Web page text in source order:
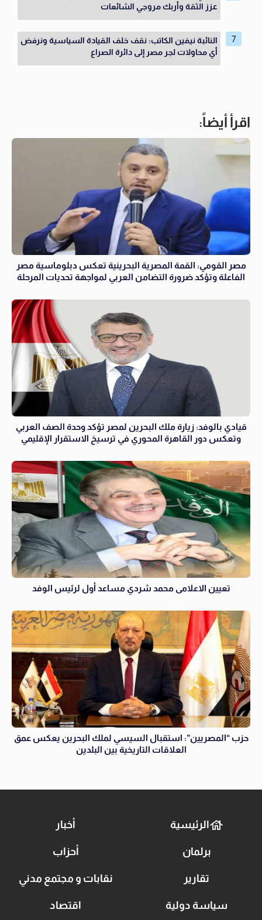
عزز الثقة وأربك مروجي الشائعات
النائبة نيفين الكاتب: نقف خلف القيادة السياسية ونرفض
أي محاولات لجر مصر إلى دائرة الصراع
اقرأ أيضاً:
مصر القومي: القمة المصرية البحرينية تعكس دبلوماسية مصر
الفاعلة وتؤكد ضرورة التضامن العربي لمواجهة تحديات المرحلة
قيادي بالوفد: زيارة ملك البحرين لمصر تؤكد وحدة الصف العربي
وتعكس دور القاهرة المحوري في ترسيخ الاستقرار الإقليمي
تعيين الاعلامى محمد شردي مساعد أول لرئيس الوفد
حزب “المصريين”: استقبال السيسي لملك البحرين يعكس عمق
العلاقات التاريخية بين البلدين
الرئيسية أخبار
برلمان أحزاب
تقارير نقابات و مجتمع مدني
سياسة دولية اقتصاد